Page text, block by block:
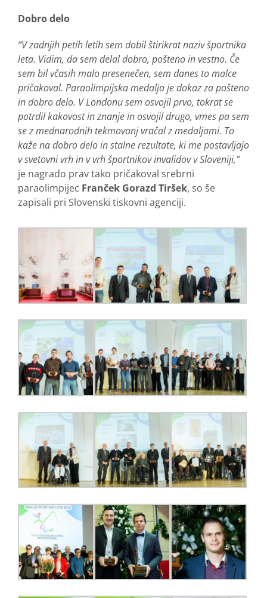
Dobro delo
“V zadnjih petih letih sem dobil štirikrat naziv športnika
leta. Vidim, da sem delal dobro, pošteno in vestno. Če
sem bil včasih malo presenečen, sem danes to malce
pričakoval. Paraolimpijska medalja je dokaz za pošteno
in dobro delo. V Londonu sem osvojil prvo, tokrat se
potrdil kakovost in znanje in osvojil drugo, vmes pa sem
se z mednarodnih tekmovanj vračal z medaljami. To
kaže na dobro delo in stalne rezultate, ki me postavljajo
v svetovni vrh in v vrh športnikov invalidov v Sloveniji,”
je nagrado prav tako pričakoval srebrni
paraolimpijec Franček Gorazd Tiršek, so še
zapisali pri Slovenski tiskovni agenciji.